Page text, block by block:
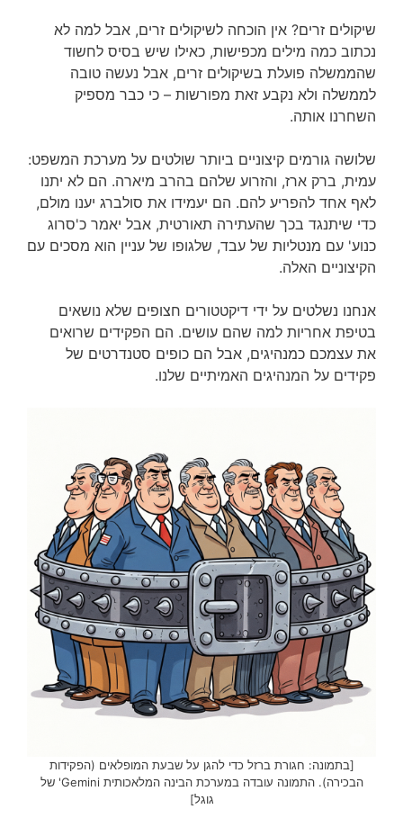
שיקולים זרים? אין הוכחה לשיקולים זרים, אבל למה לא
נכתוב כמה מילים מכפישות, כאילו שיש בסיס לחשוד
שהממשלה פועלת בשיקולים זרים, אבל נעשה טובה
לממשלה ולא נקבע זאת מפורשות – כי כבר מספיק
השחרנו אותה.
שלושה גורמים קיצוניים ביותר שולטים על מערכת המשפט:
עמית, ברק ארז, והזרוע שלהם בהרב מיארה. הם לא יתנו
לאף אחד להפריע להם. הם יעמידו את סולברג יענו מולם,
כדי שיתנגד בכך שהעתירה תאורטית, אבל יאמר כ'סרוג
כנוע' עם מנטליות של עבד, שלגופו של עניין הוא מסכים עם
הקיצוניים האלה.
אנחנו נשלטים על ידי דיקטטורים חצופים שלא נושאים
בטיפת אחריות למה שהם עושים. הם הפקידים שרואים
את עצמכם כמנהיגים, אבל הם כופים סטנדרטים של
פקידים על המנהיגים האמיתיים שלנו.
[בתמונה: חגורת ברזל כדי להגן על שבעת המופלאים (הפקידות
הבכירה). התמונה עובדה במערכת הבינה המלאכותית Gemini' של
גוגל]